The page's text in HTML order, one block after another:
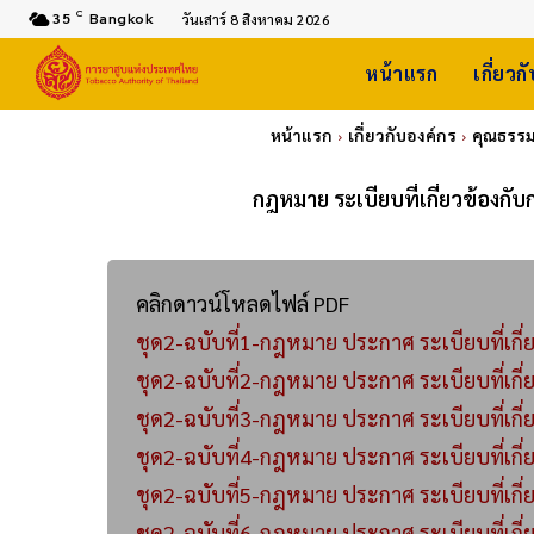
35 C Bangkok วันเสาร์ 8 สิงหาคม 2026
หน้าแรก เกี่ยว
หน้าแรก เกี่ยวกับองค์กร คุณธรร
กฎหมาย ระเบียบที่เกี่ยวข้องกั
คลิกดาวน์โหลดไฟล์ PDF
ชุด2-ฉบับที่1-กฎหมาย ประกาศ ระเบียบที่เกี่
ชุด2-ฉบับที่2-กฎหมาย ประกาศ ระเบียบที่เกี่
ชุด2-ฉบับที่3-กฎหมาย ประกาศ ระเบียบที่เกี่
ชุด2-ฉบับที่4-กฎหมาย ประกาศ ระเบียบที่เกี่
ชุด2-ฉบับที่5-กฎหมาย ประกาศ ระเบียบที่เกี่